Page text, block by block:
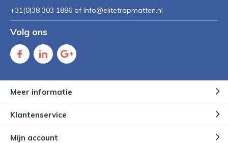
+31(0)38 303 1886 of Info@elitetrapmatten.nl
Volg ons
Meer informatie
Klantenservice
Mijn account